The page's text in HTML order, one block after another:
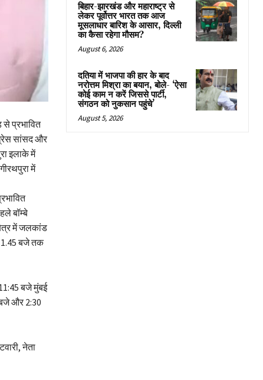
प्रभावित
सांसद और
इलाके में
में
बॉम्बे
में जलकांड
1.45 बजे तक
बजे मुंबई
और 2:30
नेता
बिहार-झारखंड और महाराष्ट्र से
लेकर पूर्वोत्तर भारत तक आज
मूसलाधार बारिश के आसार, दिल्ली
का कैसा रहेगा मौसम?
August 6, 2026
दतिया में भाजपा की हार के बाद
नरोत्तम मिश्रा का बयान, बोले- ‘ऐसा
कोई काम न करें जिससे पार्टी,
संगठन को नुकसान पहुंचे’
August 5, 2026